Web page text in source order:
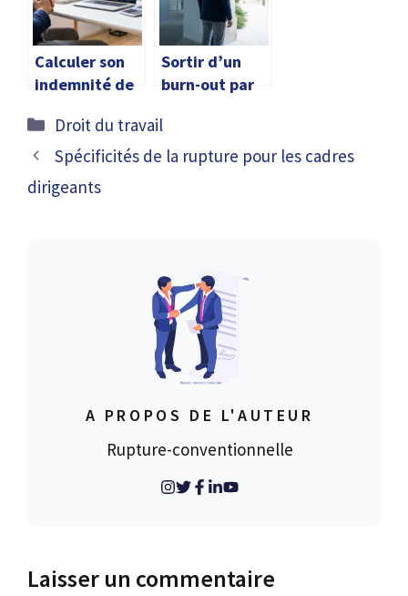
travail
Calculer son
indemnité de
les nouveaux
taux
Sortir d’un
burn-out par
conventionnel
le
Catégories
Droit du travail
Spécificités de la rupture pour les cadres
dirigeants
A PROPOS DE L'AUTEUR
Rupture-conventionnelle
Laisser un commentaire